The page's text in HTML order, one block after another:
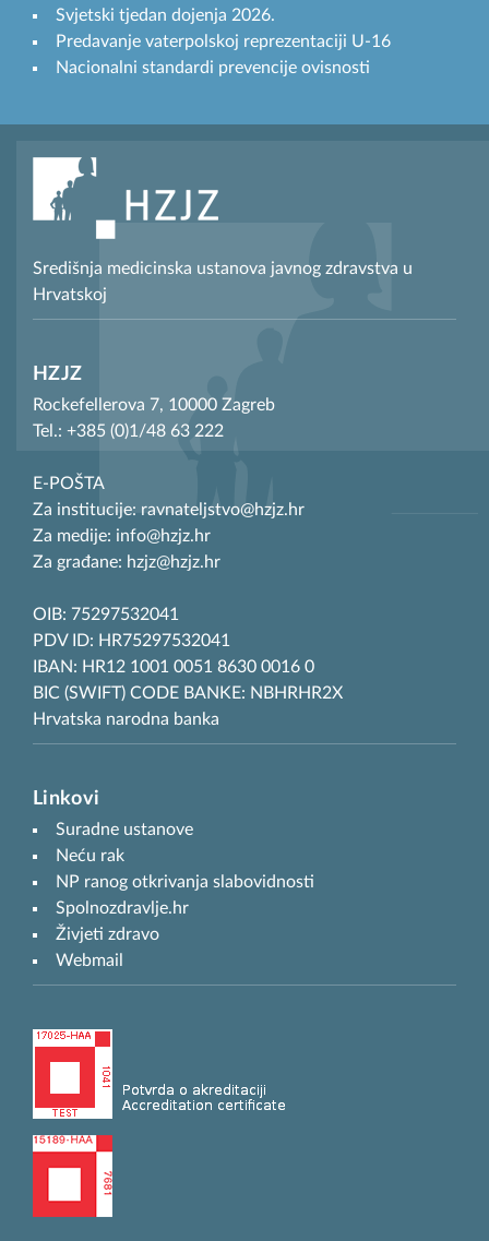
Svjetski tjedan dojenja 2026.
Predavanje vaterpolskoj reprezentaciji U-16
Nacionalni standardi prevencije ovisnosti
Središnja medicinska ustanova javnog zdravstva u
Hrvatskoj
HZJZ
Rockefellerova 7, 10000 Zagreb
Tel.: +385 (0)1/48 63 222
E-POŠTA
Za institucije: ravnateljstvo@hzjz.hr
Za medije: info@hzjz.hr
Za građane: hzjz@hzjz.hr
OIB: 75297532041
PDV ID: HR75297532041
IBAN: HR12 1001 0051 8630 0016 0
BIC (SWIFT) CODE BANKE: NBHRHR2X
Hrvatska narodna banka
Linkovi
Suradne ustanove
Neću rak
NP ranog otkrivanja slabovidnosti
Spolnozdravlje.hr
Živjeti zdravo
Webmail